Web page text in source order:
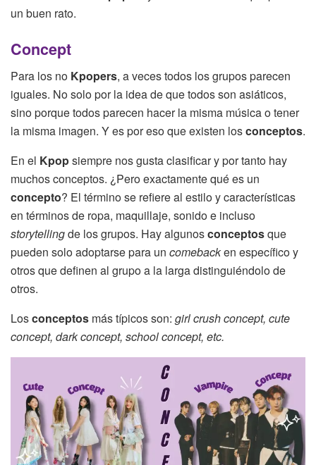
un buen rato.
Concept
Para los no Kpopers, a veces todos los grupos parecen
iguales. No solo por la idea de que todos son asiáticos,
sino porque todos parecen hacer la misma música o tener
la misma imagen. Y es por eso que existen losconceptos.
En el Kpopsiempre nos gusta clasificar y por tanto hay
muchos conceptos. ¿Pero exactamente qué es un
concepto? El término se refiere al estilo y características
en términos de ropa, maquillaje, sonido e incluso
storytellingde los grupos. Hay algunosconceptosque
pueden solo adoptarse para un comebacken específico y
otros que definen al grupo a la larga distinguiéndolo de
otros.
Losconceptos más típicos son: girl crush concept, cute
concept, dark concept, school concept, etc.